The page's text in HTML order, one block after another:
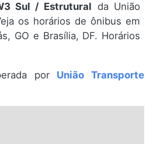
Sul / Estrutural da União
os horários de ônibus em
GO e Brasília, DF. Horários
por União Transporte